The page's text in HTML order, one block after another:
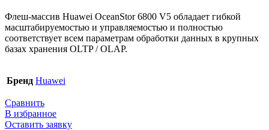
Флеш-массив Huawei OceanStor 6800 V5 обладает гибкой
масштабируемостью и управляемостью и полностью
соответствует всем параметрам обработки данных в крупных
базах хранения OLTP / OLAP.
Бренд Huawei
Сравнить
В избранное
Оставить заявку